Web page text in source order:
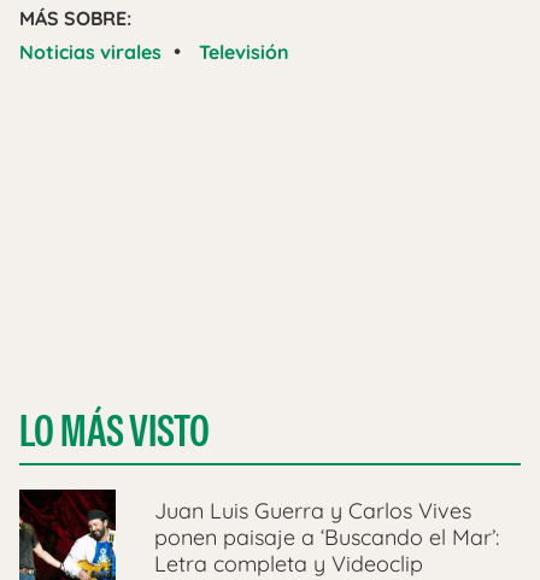
MÁS SOBRE:
Noticias virales • Televisión
LO MÁS VISTO
Juan Luis Guerra y Carlos Vives
ponen paisaje a ‘Buscando el Mar’:
Letra completa y Videoclip